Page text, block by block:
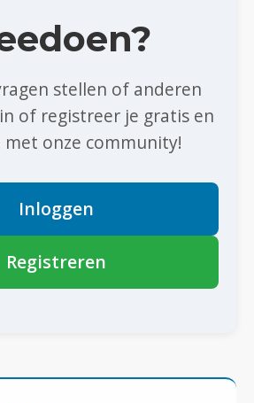
stellen of anderen
of registreer je gratis en
met onze community!
Inloggen
Registreren